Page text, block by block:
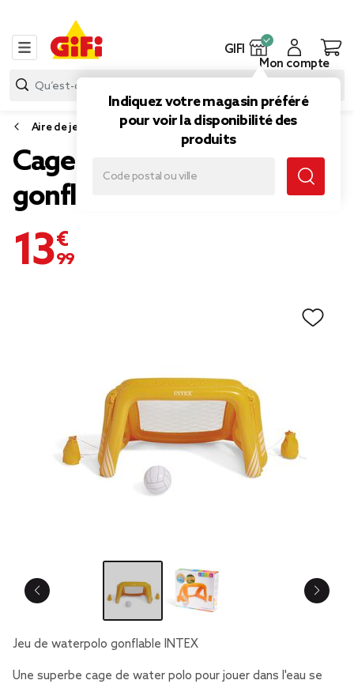
GIFI
Indiquez votre magasin préféré
pour voir la disponibilité des
produits
Mon compte
Aire de jeux et structure gonflable
Cage de waterpolo
gonflable INTEX
13,99 €
Jeu de waterpolo gonflable INTEX
Une superbe cage de water polo pour jouer dans l'eau se